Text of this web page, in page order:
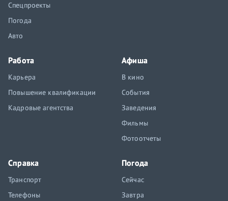
Спецпроекты
Погода
Авто
Работа
Карьера
Повышение квалификации
Кадровые агентства
Афиша
В кино
События
Заведения
Фильмы
Фотоотчеты
Справка
Транспорт
Телефоны
Погода
Сейчас
Завтра